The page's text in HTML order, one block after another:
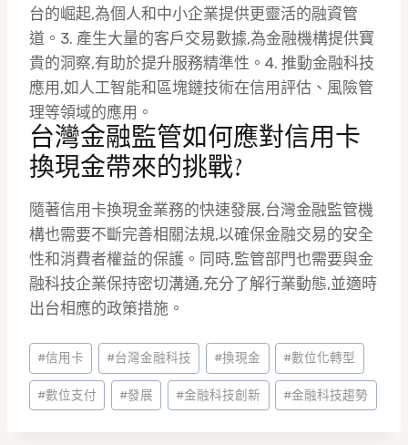
台的崛起,為個人和中小企業提供更靈活的融資管
道。3. 產生大量的客戶交易數據,為金融機構提供寶
貴的洞察,有助於提升服務精準性。4. 推動金融科技
應用,如人工智能和區塊鏈技術在信用評估、風險管
理等領域的應用。
台灣金融監管如何應對信用卡
換現金帶來的挑戰?
隨著信用卡換現金業務的快速發展,台灣金融監管機
構也需要不斷完善相關法規,以確保金融交易的安全
性和消費者權益的保護。同時,監管部門也需要與金
融科技企業保持密切溝通,充分了解行業動態,並適時
出台相應的政策措施。
Post
Tags:
#信用卡 #台灣金融科技 #換現金 #數位化轉型
#數位支付 #發展 #金融科技創新 #金融科技趨勢